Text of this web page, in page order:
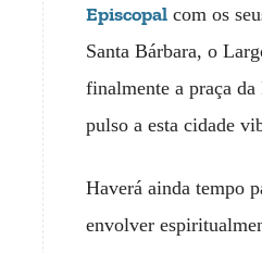
Episcopal com os
Santa Bárbara, o
finalmente a praça da
pulso a esta cidade
Haverá ainda tempo
envolver